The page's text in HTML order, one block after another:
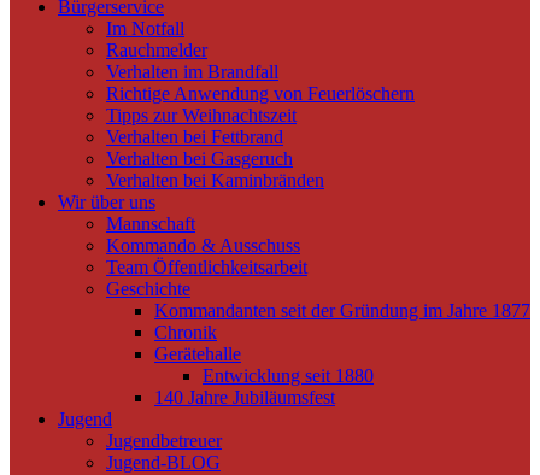
Bürgerservice
Im Notfall
Rauchmelder
Verhalten im Brandfall
Richtige Anwendung von Feuerlöschern
Tipps zur Weihnachtszeit
Verhalten bei Fettbrand
Verhalten bei Gasgeruch
Verhalten bei Kaminbränden
Wir über uns
Mannschaft
Kommando & Ausschuss
Team Öffentlichkeitsarbeit
Geschichte
Kommandanten seit der Gründung im Jahre 1877
Chronik
Gerätehalle
Entwicklung seit 1880
140 Jahre Jubiläumsfest
Jugend
Jugendbetreuer
Jugend-BLOG